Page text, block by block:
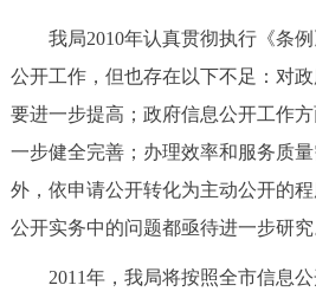
我局2010年认真贯彻执行《条例
公开工作，但也存在以下不足：对
要进一步提高；政府信息公开工作
一步健全完善；办理效率和服务质
外，依申请公开转化为主动公开的
公开实务中的问题都亟待进一步研究
2011年，我局将按照全市信息公